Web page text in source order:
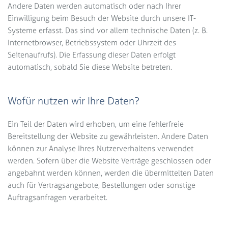
Andere Daten werden automatisch oder nach Ihrer
Einwilligung beim Besuch der Website durch unsere IT-
Systeme erfasst. Das sind vor allem technische Daten (z. B.
Internetbrowser, Betriebssystem oder Uhrzeit des
Seitenaufrufs). Die Erfassung dieser Daten erfolgt
automatisch, sobald Sie diese Website betreten.
Wofür nutzen wir Ihre Daten?
Ein Teil der Daten wird erhoben, um eine fehlerfreie
Bereitstellung der Website zu gewährleisten. Andere Daten
können zur Analyse Ihres Nutzerverhaltens verwendet
werden. Sofern über die Website Verträge geschlossen oder
angebahnt werden können, werden die übermittelten Daten
auch für Vertragsangebote, Bestellungen oder sonstige
Auftragsanfragen verarbeitet.